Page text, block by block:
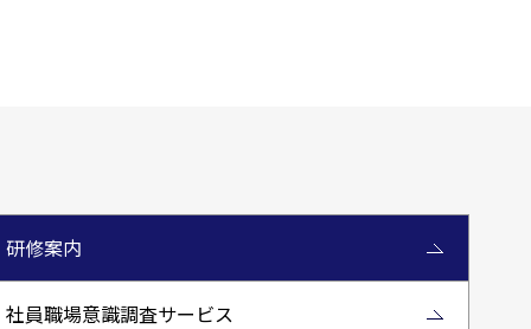
研修案内
社員職場意識調査サービス